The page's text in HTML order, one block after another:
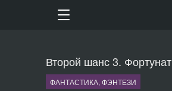
Второй шанс 3. Фортунат
ФАНТАСТИКА, ФЭНТЕЗИ